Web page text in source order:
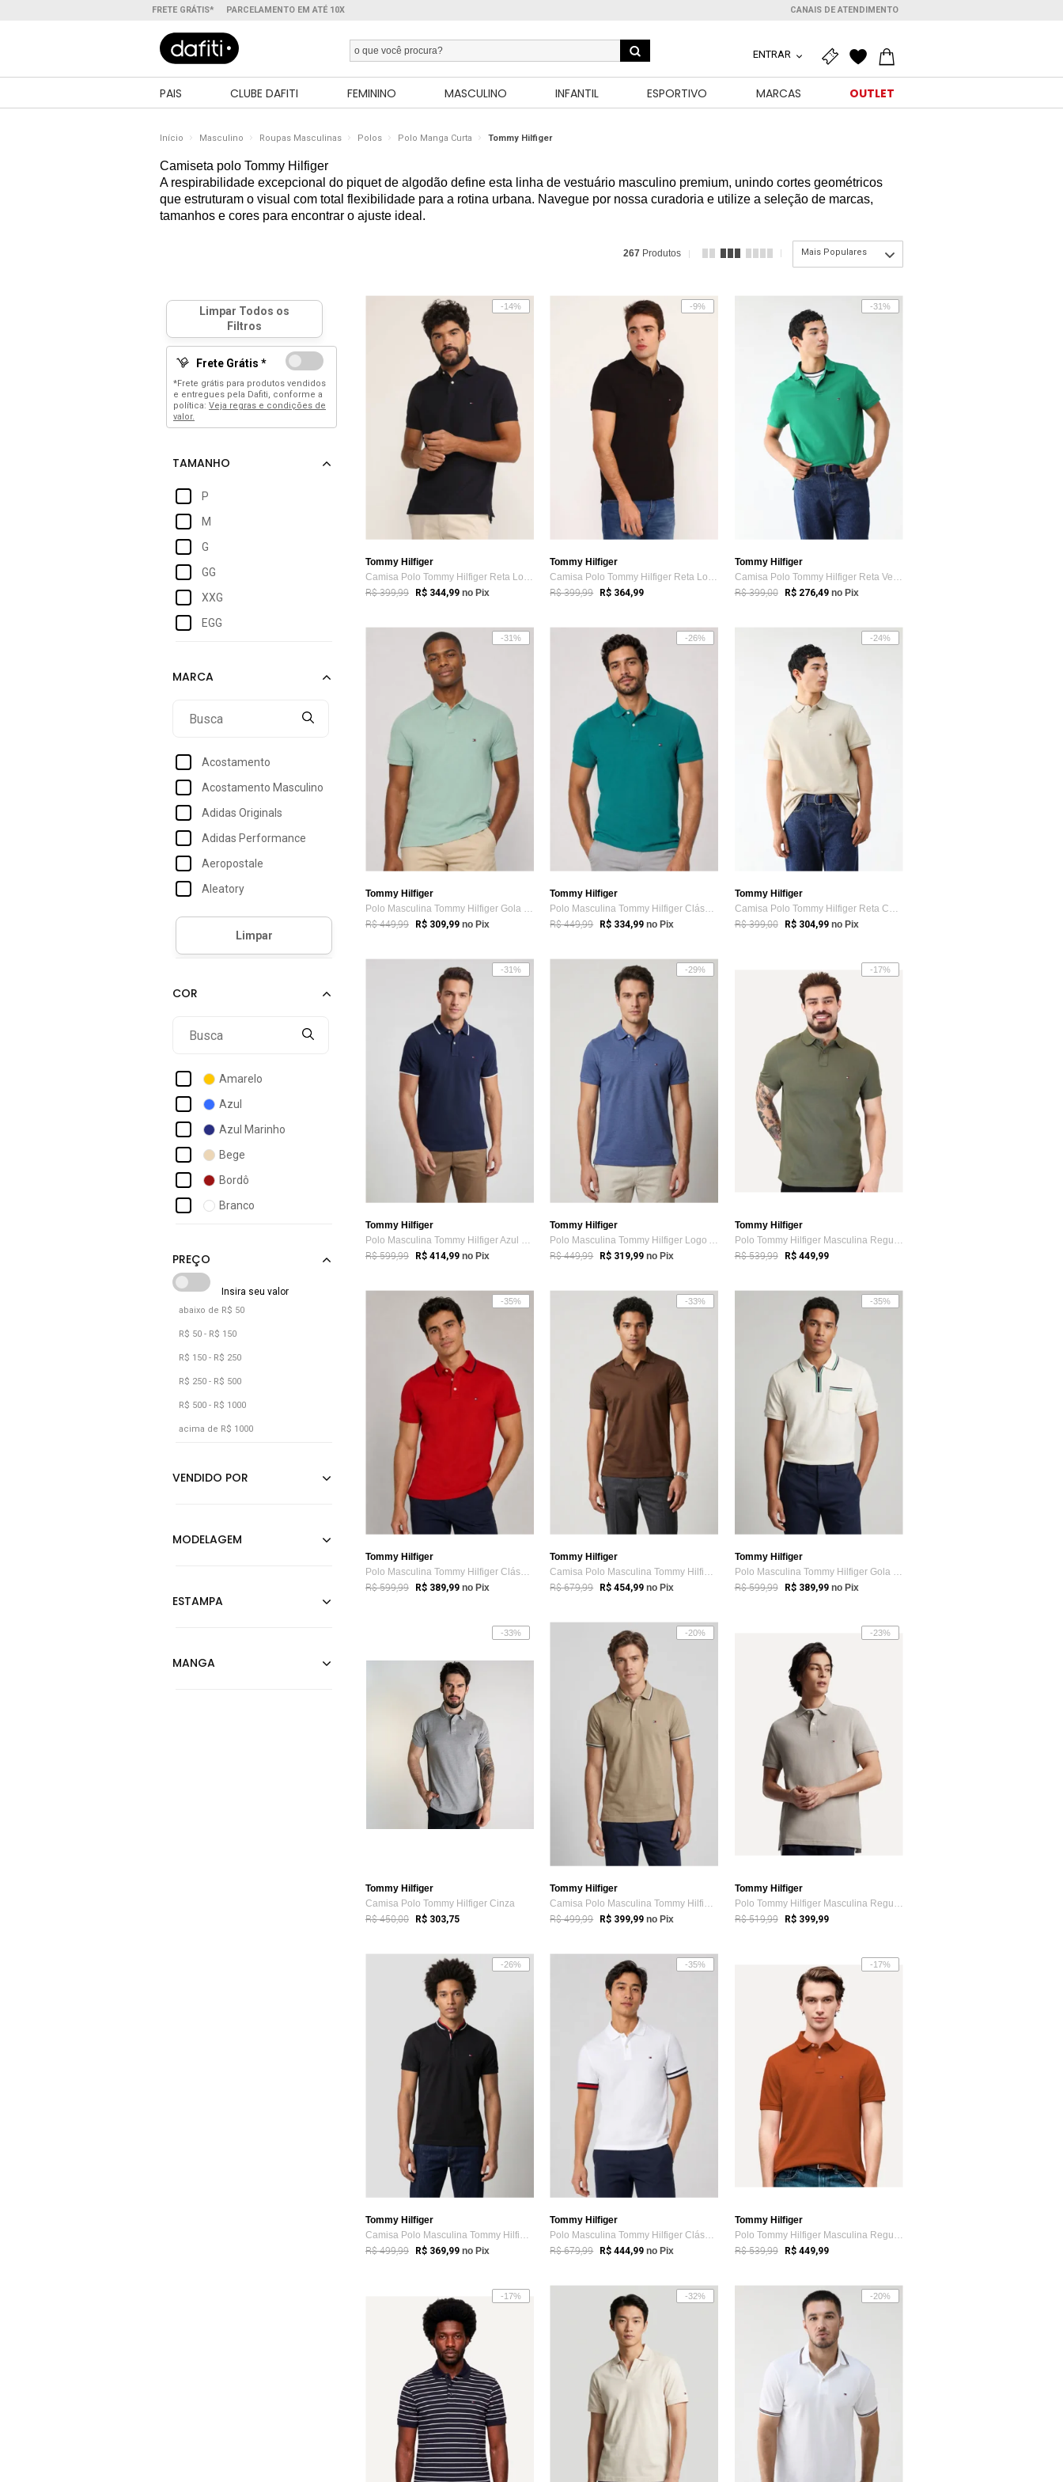
FRETE GRÁTIS* PARCELAMENTO EM ATÉ 10X CANAIS DE ATENDIMENTO
ENTRAR
PAIS CLUBE DAFITI FEMININO MASCULINO INFANTIL ESPORTIVO MARCAS OUTLET
Início Masculino Roupas Masculinas Polos Polo Manga Curta Tommy Hilfiger
Camiseta polo Tommy Hilfiger
A respirabilidade excepcional do piquet de algodão define esta linha de vestuário masculino premium, unindo cortes geométricos
que estruturam o visual com total flexibilidade para a rotina urbana. Navegue por nossa curadoria e utilize a seleção de marcas,
tamanhos e cores para encontrar o ajuste ideal.
267 Produtos Mais Populares
Frete Grátis *
*Frete grátis para produtos vendidos
e entregues pela Dafiti, conforme a
política: Veja regras e condições de
valor.
P
M
G
GG
XXG
EGG
Acostamento
Acostamento Masculino
Adidas Originals
Adidas Performance
Aeropostale
Aleatory
Anticorpus Jeanswear
Aramis
Calvin Klein
Amarelo
Azul
Azul Marinho
Bege
Bordô
Branco
Incolor
Laranja
Marrom
Multicolorido
Off-white
Pink
Rosa
Verde
abaixo de R$ 50
R$ 50 - R$ 150
R$ 150 - R$ 250
R$ 250 - R$ 500
R$ 500 - R$ 1000
acima de R$ 1000
-14%
Tommy Hilfiger
Camisa Polo Tommy Hilfiger Reta Logo Azul-Marinho
R$ 399,99 R$ 344,99 no Pix
-9%
Tommy Hilfiger
Camisa Polo Tommy Hilfiger Reta Logo Bordado Preta
R$ 399,99 R$ 364,99
-31%
Tommy Hilfiger
Camisa Polo Tommy Hilfiger Reta Verde
R$ 399,00 R$ 276,49 no Pix
-31%
Tommy Hilfiger
Polo Masculina Tommy Hilfiger Gola Clássica Verde
R$ 449,99 R$ 309,99 no Pix
-26%
Tommy Hilfiger
Polo Masculina Tommy Hilfiger Clássica Verde
R$ 449,99 R$ 334,99 no Pix
-24%
Tommy Hilfiger
Camisa Polo Tommy Hilfiger Reta Caramelo
R$ 399,00 R$ 304,99 no Pix
-31%
Tommy Hilfiger
Polo Masculina Tommy Hilfiger Azul Marinho
R$ 599,99 R$ 414,99 no Pix
-29%
Tommy Hilfiger
Polo Masculina Tommy Hilfiger Logo Azul
R$ 449,99 R$ 319,99 no Pix
-17%
Tommy Hilfiger
Polo Tommy Hilfiger Masculina Regular Pi...
R$ 539,99 R$ 449,99
-35%
Tommy Hilfiger
Polo Masculina Tommy Hilfiger Clássica Vermelha
R$ 599,99 R$ 389,99 no Pix
-33%
Tommy Hilfiger
Camisa Polo Masculina Tommy Hilfiger Lisa Marrom
R$ 679,99 R$ 454,99 no Pix
-35%
Tommy Hilfiger
Polo Masculina Tommy Hilfiger Gola Com Z...
R$ 599,99 R$ 389,99 no Pix
-33%
Tommy Hilfiger
Camisa Polo Tommy Hilfiger Cinza
R$ 450,00 R$ 303,75
-20%
Tommy Hilfiger
Camisa Polo Masculina Tommy Hilfiger Tipped Bege
R$ 499,99 R$ 399,99 no Pix
-23%
Tommy Hilfiger
Polo Tommy Hilfiger Masculina Regular Pi...
R$ 519,99 R$ 399,99
-26%
Tommy Hilfiger
Camisa Polo Masculina Tommy Hilfiger Tipped Preta
R$ 499,99 R$ 369,99 no Pix
-35%
Tommy Hilfiger
Polo Masculina Tommy Hilfiger Clássica Branca
R$ 679,99 R$ 444,99 no Pix
-17%
Tommy Hilfiger
Polo Tommy Hilfiger Masculina Regular Pi...
R$ 539,99 R$ 449,99
-17% -32% -20%